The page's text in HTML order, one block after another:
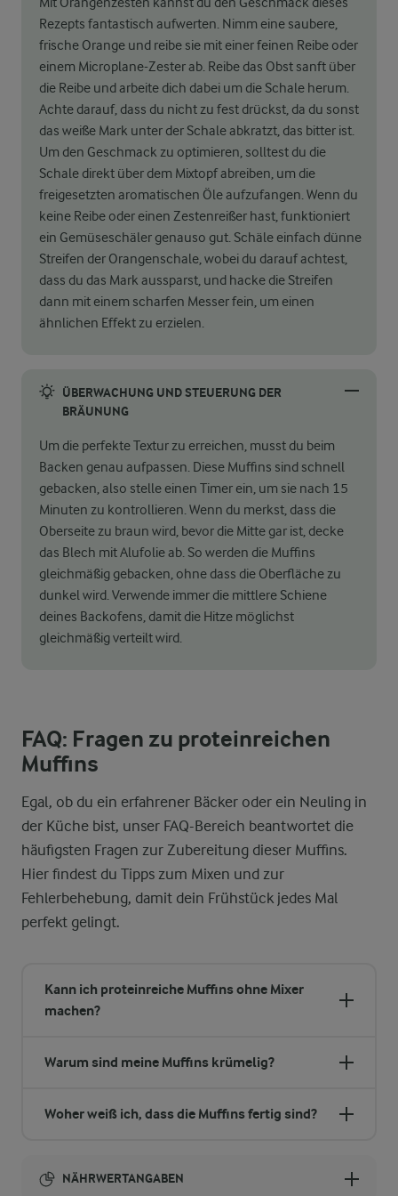
Rezepts fantastisch aufwerten. Nimm eine saubere,
frische Orange und reibe sie mit einer feinen Reibe oder
einem Microplane-Zester ab. Reibe das Obst sanft über
die Reibe und arbeite dich dabei um die Schale herum.
Achte darauf, dass du nicht zu fest drückst, da du sonst
das weiße Mark unter der Schale abkratzt, das bitter ist.
Um den Geschmack zu optimieren, solltest du die
Schale direkt über dem Mixtopf abreiben, um die
freigesetzten aromatischen Öle aufzufangen. Wenn du
keine Reibe oder einen Zestenreißer hast, funktioniert
ein Gemüseschäler genauso gut. Schäle einfach dünne
Streifen der Orangenschale, wobei du darauf achtest,
dass du das Mark aussparst, und hacke die Streifen
dann mit einem scharfen Messer fein, um einen
ähnlichen Effekt zu erzielen.
ÜBERWACHUNG UND STEUERUNG DER
BRÄUNUNG
Um die perfekte Textur zu erreichen, musst du beim
Backen genau aufpassen. Diese Muffins sind schnell
gebacken, also stelle einen Timer ein, um sie nach 15
Minuten zu kontrollieren. Wenn du merkst, dass die
Oberseite zu braun wird, bevor die Mitte gar ist, decke
das Blech mit Alufolie ab. So werden die Muffins
gleichmäßig gebacken, ohne dass die Oberfläche zu
dunkel wird. Verwende immer die mittlere Schiene
deines Backofens, damit die Hitze möglichst
gleichmäßig verteilt wird.
FAQ: Fragen zu proteinreichen
Muffins
Egal, ob du ein erfahrener Bäcker oder ein Neuling in
der Küche bist, unser FAQ-Bereich beantwortet die
häufigsten Fragen zur Zubereitung dieser Muffins.
Hier findest du Tipps zum Mixen und zur
Fehlerbehebung, damit dein Frühstück jedes Mal
perfekt gelingt.
Kann ich proteinreiche Muffins ohne Mixer
machen?
Warum sind meine Muffins krümelig?
Woher weiß ich, dass die Muffins fertig sind?
NÄHRWERTANGABEN